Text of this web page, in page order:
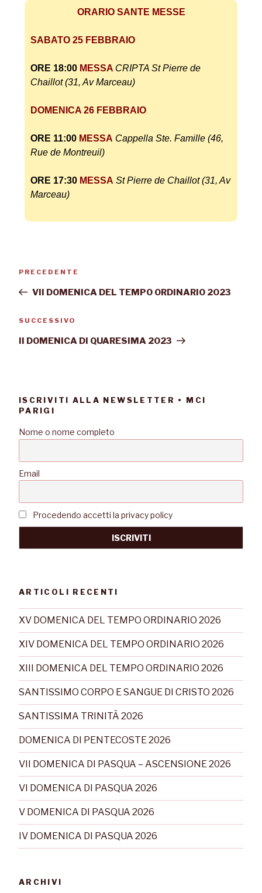
ORARIO SANTE MESSE
SABATO 25 FEBBRAIO
ORE 18:00 MESSA CRIPTA St Pierre de
Chaillot (31, Av Marceau)
DOMENICA 26 FEBBRAIO
ORE 11:00 MESSA Cappella Ste. Famille (46,
Rue de Montreuil)
ORE 17:30 MESSA St Pierre de Chaillot (31, Av
Marceau)
PRECEDENTE
VII DOMENICA DEL TEMPO ORDINARIO 2023
SUCCESSIVO
II DOMENICA DI QUARESIMA 2023
ISCRIVITI ALLA NEWSLETTER • MCI
PARIGI
Nome o nome completo
Email
Procedendo accetti la privacy policy
ARTICOLI RECENTI
XV DOMENICA DEL TEMPO ORDINARIO 2026
XIV DOMENICA DEL TEMPO ORDINARIO 2026
XIII DOMENICA DEL TEMPO ORDINARIO 2026
SANTISSIMO CORPO E SANGUE DI CRISTO 2026
SANTISSIMA TRINITÀ 2026
DOMENICA DI PENTECOSTE 2026
VII DOMENICA DI PASQUA – ASCENSIONE 2026
VI DOMENICA DI PASQUA 2026
V DOMENICA DI PASQUA 2026
IV DOMENICA DI PASQUA 2026
ARCHIVI